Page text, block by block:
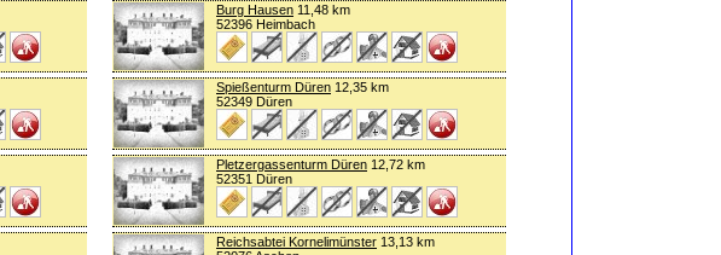
Burg Hausen 11,48 km
52396 Heimbach
Spießenturm Düren 12,35 km
52349 Düren
Pletzergassenturm Düren 12,72 km
52351 Düren
Reichsabtei Kornelimünster 13,13 km